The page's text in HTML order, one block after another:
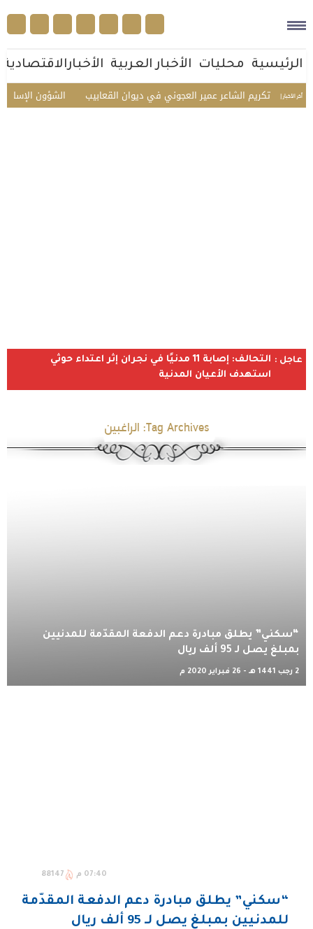
الرئيسية محليات الأخبار العربية الأخبارالاقتصادية
أخر الأخبار | الشؤون تكريم الشاعر عمير العجوني في ديوان القعابيب
عاجل :
التحالف: إصابة 11 مدنيًا في نجران إثر اعتداء حوثي
استهدف الأعيان المدنية
Tag Archives: الراغبين
“سكني” يطلق مبادرة دعم الدفعة المقدّمة للمدنيين
بمبلغ يصل لـ 95 ألف ريال
2 رجب 1441 هـ - 26 فبراير 2020 م
07:40 م 88147
“سكني” يطلق مبادرة دعم الدفعة المقدّمة
للمدنيين بمبلغ يصل لـ 95 ألف ريال